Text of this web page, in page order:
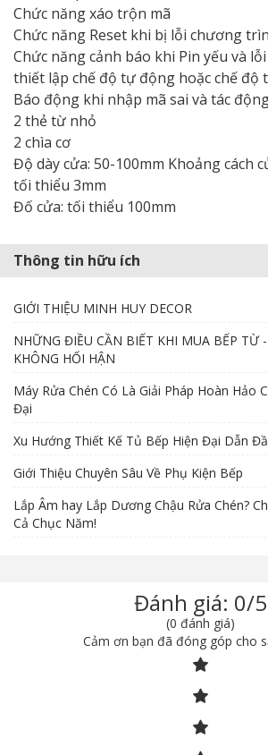
Chức năng xáo trộn mã
Chức năng Reset khi bị lỗi chương
Chức năng cảnh báo khi Pin yếu và
thiết lập chế độ tự động hoặc chế độ
Báo động khi nhập mã sai và tác
2 thẻ từ nhỏ
2 chìa cơ
Độ dày cửa: 50-100mm Khoảng cách
tối thiểu 3mm
Đố cửa: tối thiểu 100mm
Thông tin hữu ích
GIỚI THIỆU MINH HUY DECOR
NHỮNG ĐIỀU CẦN BIẾT KHI MUA BẾP TỪ
KHÔNG HỐI HẬN
Máy Rửa Chén Có Là Giải Pháp Hoàn Hảo
Đại
Xu Hướng Thiết Kế Tủ Bếp Hiện Đại Dẫn
Giới Thiệu Chuyên Sâu Về Phụ Kiện Bếp
Lắp Âm hay Lắp Dương Chậu Rửa Chén?
Cả Chục Năm!
Đánh giá: 0/5
(0 đánh giá)
Cảm ơn bạn đã đóng góp cho